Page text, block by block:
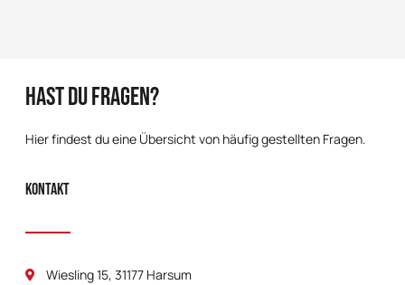
Hast du Fragen?
Hier findest du eine Übersicht von häufig gestellten Fragen.
Kontakt
Wiesling 15, 31177 Harsum